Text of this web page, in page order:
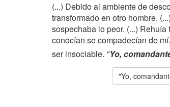
(...) Debido al ambiente de
transformado en otro hombre.
sospechaba lo peor. (...)
conocían se compadecían de
ser insociable. "Yo,
"Yo,